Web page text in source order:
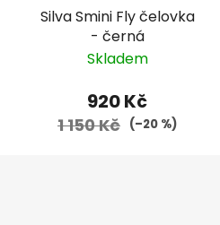
Silva Smini Fly čelovka
- černá
Skladem
920 Kč
1 150 Kč (–20 %)